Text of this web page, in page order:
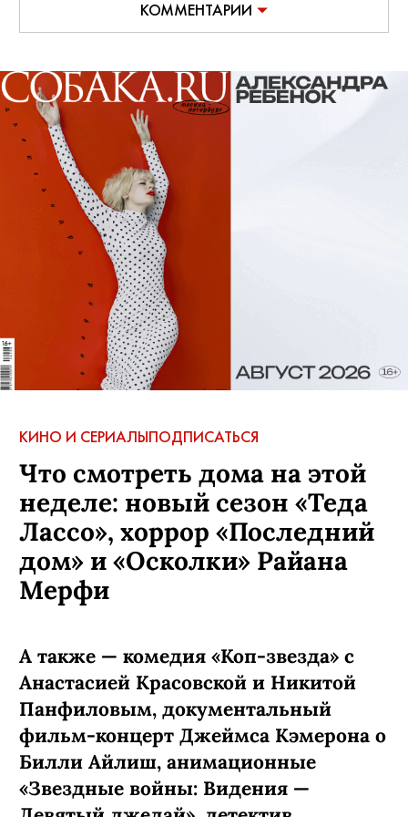
КОММЕНТАРИИ
КИНО И СЕРИАЛЫПОДПИСАТЬСЯ
Что смотреть дома на этой
неделе: новый сезон «Теда
Лассо», хоррор «Последний
дом» и «Осколки» Райана
Мерфи
А также — комедия «Коп-звезда» с
Анастасией Красовской и Никитой
Панфиловым, документальный
фильм-концерт Джеймса Кэмерона о
Билли Айлиш, анимационные
«Звездные войны: Видения —